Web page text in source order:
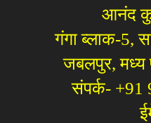
आनंद
गंगा ब्लाक-5,
जबलपुर, मध्य
संपर्क- +91